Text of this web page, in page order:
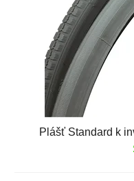
Plášť Standard k